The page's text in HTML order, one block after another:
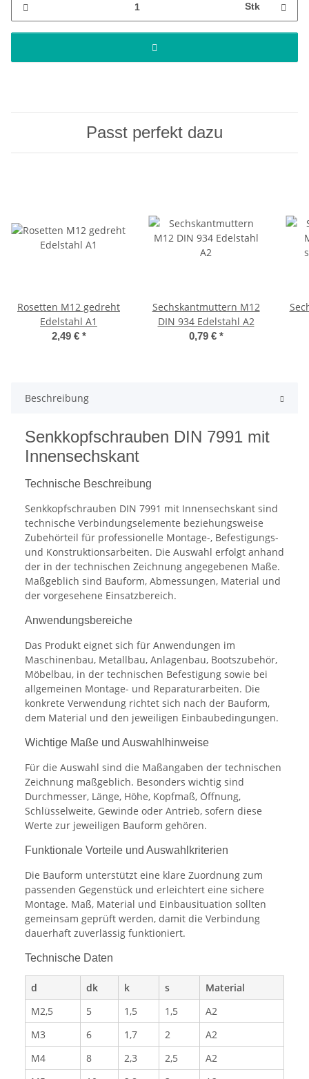
Stk
Passt perfekt dazu
Rosetten M12 gedreht
Edelstahl A1
2,49 € *
Sechskantmuttern M12
DIN 934 Edelstahl A2
0,79 € *
Beschreibung
Senkkopfschrauben DIN 7991 mit
Innensechskant
Technische Beschreibung
Senkkopfschrauben DIN 7991 mit Innensechskant sind
technische Verbindungselemente beziehungsweise
Zubehörteil für professionelle Montage-, Befestigungs-
und Konstruktionsarbeiten. Die Auswahl erfolgt anhand
der in der technischen Zeichnung angegebenen Maße.
Maßgeblich sind Bauform, Abmessungen, Material und
der vorgesehene Einsatzbereich.
Anwendungsbereiche
Das Produkt eignet sich für Anwendungen im
Maschinenbau, Metallbau, Anlagenbau, Bootszubehör,
Möbelbau, in der technischen Befestigung sowie bei
allgemeinen Montage- und Reparaturarbeiten. Die
konkrete Verwendung richtet sich nach der Bauform,
dem Material und den jeweiligen Einbaubedingungen.
Wichtige Maße und Auswahlhinweise
Für die Auswahl sind die Maßangaben der technischen
Zeichnung maßgeblich. Besonders wichtig sind
Durchmesser, Länge, Höhe, Kopfmaß, Öffnung,
Schlüsselweite, Gewinde oder Antrieb, sofern diese
Werte zur jeweiligen Bauform gehören.
Funktionale Vorteile und Auswahlkriterien
Die Bauform unterstützt eine klare Zuordnung zum
passenden Gegenstück und erleichtert eine sichere
Montage. Maß, Material und Einbausituation sollten
gemeinsam geprüft werden, damit die Verbindung
dauerhaft zuverlässig funktioniert.
Technische Daten
d dk k s
Material
M2,5
5 1,5 1,5
A2
M3
6 1,7 2
A2
M4
8 2,3 2,5
A2